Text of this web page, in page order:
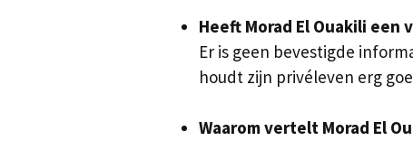
Heeft Morad El Ouakili een
Er is geen bevestigde
houdt zijn privéleven erg
Waarom vertelt Morad El